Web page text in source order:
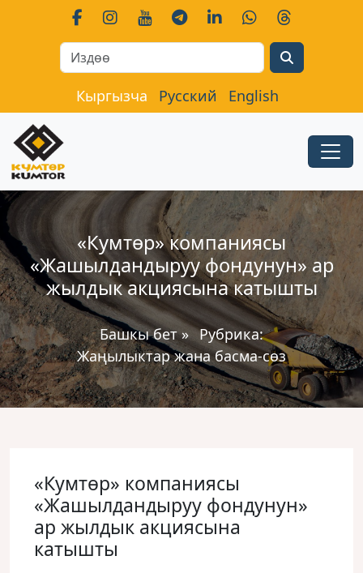
Кыргызча Русский English
«Кумтɵр» компаниясы
«Жашылдандыруу фондунун» ар
жылдык акциясына катышты
Башкы бет» Рубрика:
Жаңылыктар жана басма-сөз
«Кумтɵр» компаниясы
«Жашылдандыруу фондунун»
ар жылдык акциясына
катышты